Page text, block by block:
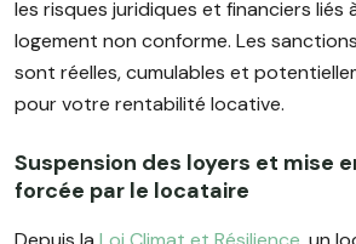
les risques juridiques et financiers liés
logement non conforme. Les
sont réelles, cumulables et
pour votre rentabilité locative.
Suspension des loyers et mise
forcée par le locataire